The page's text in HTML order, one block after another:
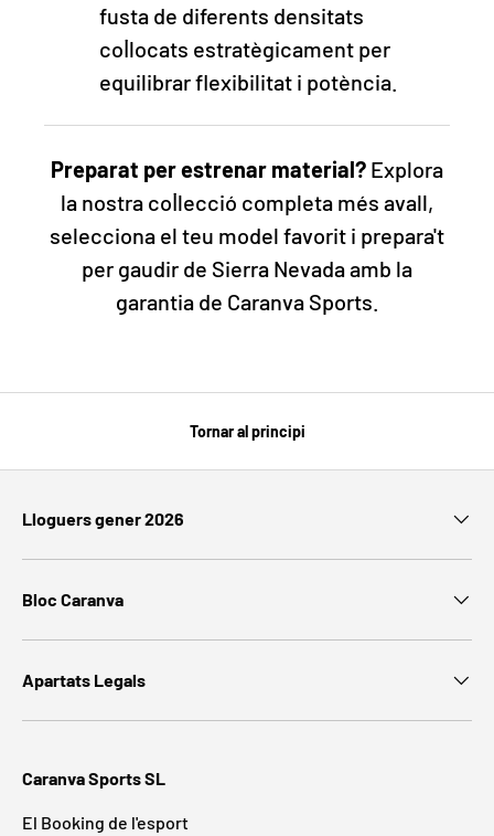
fusta de diferents densitats
col·locats estratègicament per
equilibrar flexibilitat i potència.
Preparat per estrenar material? Explora
la nostra col·lecció completa més avall,
selecciona el teu model favorit i prepara't
per gaudir de Sierra Nevada amb la
garantia de Caranva Sports.
Tornar al principi
Lloguers gener 2026
Bloc Caranva
Apartats Legals
Caranva Sports SL
El Booking de l'esport